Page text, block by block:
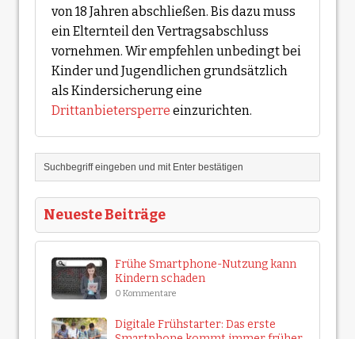
von 18 Jahren abschließen. Bis dazu muss
ein Elternteil den Vertragsabschluss
vornehmen. Wir empfehlen unbedingt bei
Kinder und Jugendlichen grundsätzlich
als Kindersicherung eine
Drittanbietersperre einzurichten.
Neueste Beiträge
Frühe Smartphone-Nutzung kann
Kindern schaden
0 Kommentare
Digitale Frühstarter: Das erste